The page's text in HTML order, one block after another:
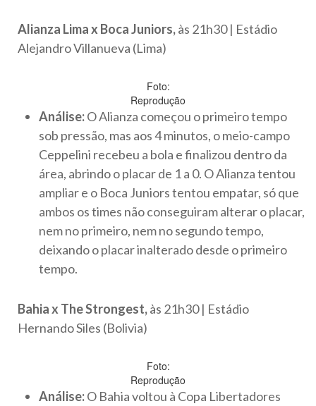
Alianza Lima x Boca Juniors,às 21h30 | Estádio
Alejandro Villanueva (Lima)
Foto:
Reprodução
Análise:O Alianza começou o primeiro tempo
sob pressão, mas aos 4 minutos, o meio-campo
Ceppelini recebeu a bola e finalizou dentro da
área, abrindo o placar de 1 a 0. O Alianza tentou
ampliar e o Boca Juniors tentou empatar, só que
ambos os times não conseguiram alterar o placar,
nem no primeiro, nem no segundo tempo,
deixando o placar inalterado desde o primeiro
tempo.
Bahia x The Strongest,às 21h30 | Estádio
Hernando Siles (Bolivia)
Foto:
Reprodução
Análise:O Bahia voltou à Copa Libertadores